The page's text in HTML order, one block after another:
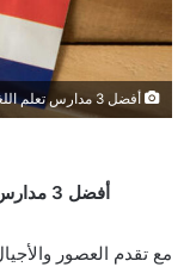
أفضل 3 مدارس تعلم اللغة الفرنسية في وسط البلد
أفضل 3 مدارس تعلم اللغة الفرنسية في وسط البلد
مع تقدم العصور